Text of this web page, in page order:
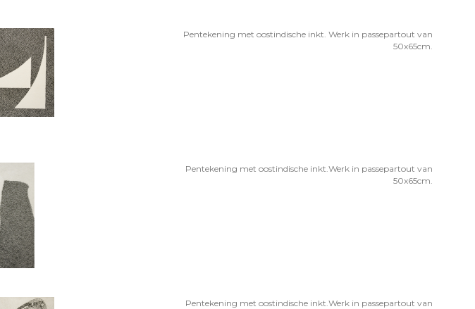
Pentekening met oostindische inkt. Werk in passepartout van
50x65cm.
Pentekening met oostindische inkt.Werk in passepartout van
50x65cm.
Pentekening met oostindische inkt.Werk in passepartout van